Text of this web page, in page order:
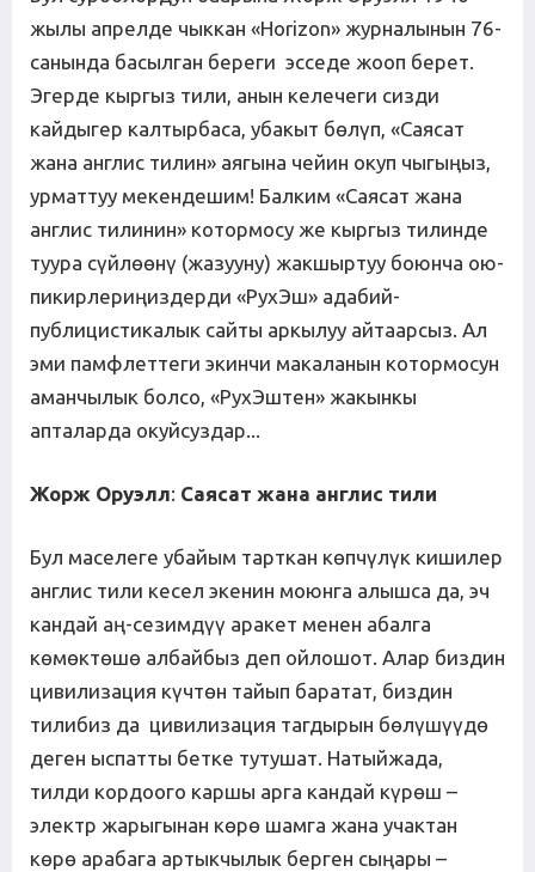
жылы апрелде чыккан «Horizon» журналынын 76-
санында басылган береги эсседе жооп берет.
Эгерде кыргыз тили, анын келечеги сизди
кайдыгер калтырбаса, убакыт бөлүп, «Саясат
жана англис тилин» аягына чейин окуп чыгыңыз,
урматтуу мекендешим! Балким «Саясат жана
англис тилинин» котормосу же кыргыз тилинде
туура сүйлөөнү (жазууну) жакшыртуу боюнча ою-
пикирлериңиздерди «РухЭш» адабий-
публицистикалык сайты аркылуу айтаарсыз. Ал
эми памфлеттеги экинчи макаланын котормосун
аманчылык болсо, «РухЭштен» жакынкы
апталарда окуйсуздар...
Жорж Оруэлл: Саясат жана англис тили
Бул маселеге убайым тарткан көпчүлүк кишилер
англис тили кесел экенин моюнга алышса да, эч
кандай аң-сезимдүү аракет менен абалга
көмөктөшө албайбыз деп ойлошот. Алар биздин
цивилизация күчтөн тайып баратат, биздин
тилибиз да цивилизация тагдырын бөлүшүүдө
деген ыспатты бетке тутушат. Натыйжада,
тилди кордоого каршы арга кандай күрөш –
электр жарыгынан көрө шамга жана учактан
көрө арабага артыкчылык берген сыңары –